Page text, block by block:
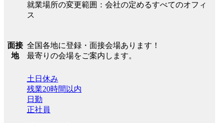
就業場所の変更範囲：会社の定めるすべてのオフィ
ス
面接
地
全国各地に登録・面接会場あります！
最寄りの会場をご案内します。
土日休み
残業20時間以内
日勤
正社員